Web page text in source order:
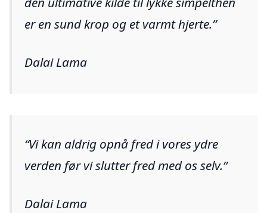
er en sund krop og et varmt hjerte.
Dalai Lama
Vi kan aldrig opnå fred i vores ydre
verden før vi slutter fred med os selv.
Dalai Lama